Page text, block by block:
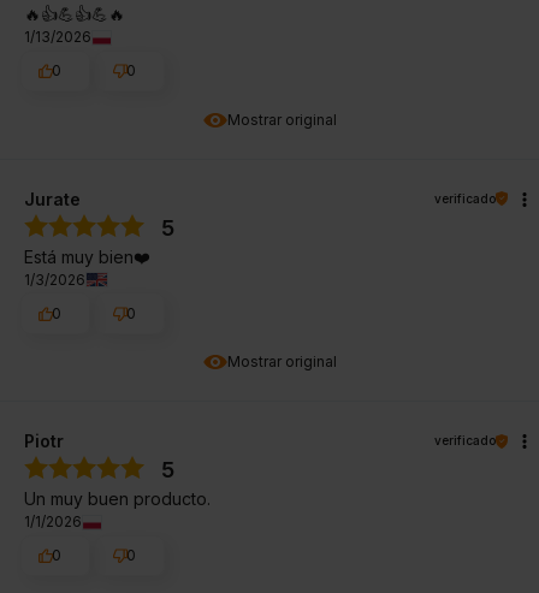
Mostrar original
🔥👍️💪👍️💪🔥
1/13/2026
0
0
Mostrar original
Jurate verificado
5
Está muy bien❤️
1/3/2026
0
0
Piotr verificado
5
Un muy buen producto.
1/1/2026
0
0